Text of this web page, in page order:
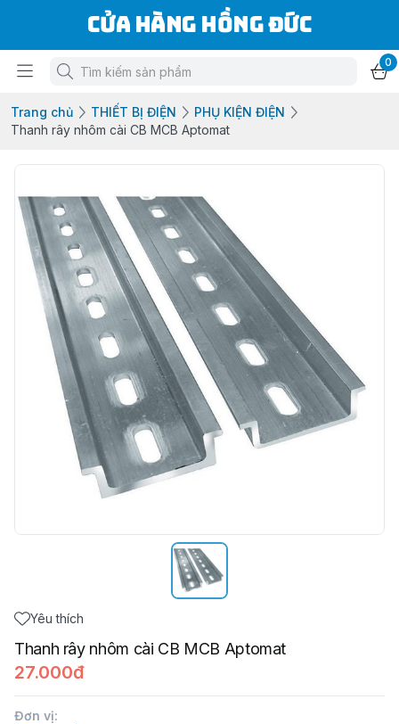
Cửa Hàng Hồng Đức
0
Trang chủ THIẾT BỊ ĐIỆN
PHỤ KIỆN ĐIỆN
Thanh rây nhôm cài CB MCB Aptomat
Yêu thích
Thanh rây nhôm cài CB MCB Aptomat
27.000đ
Đơn vị: